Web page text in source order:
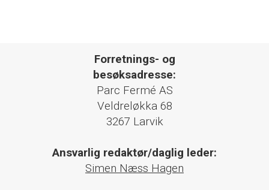
Forretnings- og
besøksadresse:
Parc Fermé AS
Veldreløkka 68
3267 Larvik
Ansvarlig redaktør/daglig leder:
Simen Næss Hagen